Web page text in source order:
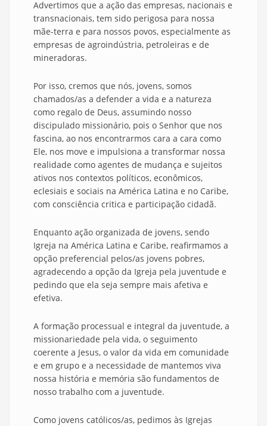
Advertimos que a ação das empresas, nacionais e
transnacionais, tem sido perigosa para nossa
mãe-terra e para nossos povos, especialmente as
empresas de agroindústria, petroleiras e de
mineradoras.
Por isso, cremos que nós, jovens, somos
chamados/as a defender a vida e a natureza
como regalo de Deus, assumindo nosso
discipulado missionário, pois o Senhor que nos
fascina, ao nos encontrarmos cara a cara como
Ele, nos move e impulsiona a transformar nossa
realidade como agentes de mudança e sujeitos
ativos nos contextos políticos, econômicos,
eclesiais e sociais na América Latina e no Caribe,
com consciência critica e participação cidadã.
Enquanto ação organizada de jovens, sendo
Igreja na América Latina e Caribe, reafirmamos a
opção preferencial pelos/as jovens pobres,
agradecendo a opção da Igreja pela juventude e
pedindo que ela seja sempre mais afetiva e
efetiva.
A formação processual e integral da juventude, a
missionariedade pela vida, o seguimento
coerente a Jesus, o valor da vida em comunidade
e em grupo e a necessidade de mantemos viva
nossa história e memória são fundamentos de
nosso trabalho com a juventude.
Como jovens católicos/as, pedimos às Igrejas